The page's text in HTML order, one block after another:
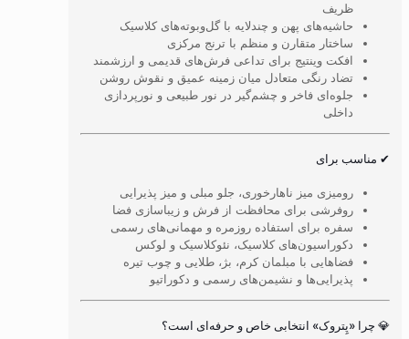
ظریف
حاشیه‌های پهن و چندلایه با گل‌وبوته‌های کلاسیک
ساختار متقارن و منظم با ترنج مرکزی
افکت وینتیج برای تداعی فرش‌های قدیمی و ارزشمند
تضاد رنگی متعادل میان زمینه عمیق و نقوش روشن
جلوه‌ای فاخر و چشم‌گیر در نور طبیعی و نورپردازی
داخلی
✔ مناسب برای
رومیزی میز ناهارخوری، جلو مبلی و میز پذیرایی
روفرشی برای محافظت از فرش و زیباسازی فضا
سفره برای استفاده روزمره و مهمانی‌های رسمی
دکوراسیون‌های کلاسیک، نئوکلاسیک و لوکس
فضاهایی با مبلمان کرم، بژ، طلایی و چوب تیره
پذیرایی‌ها و نشیمن‌های رسمی و دکوراتیو
💎 چرا «پِتروک» انتخابی خاص و حرفه‌ای است؟